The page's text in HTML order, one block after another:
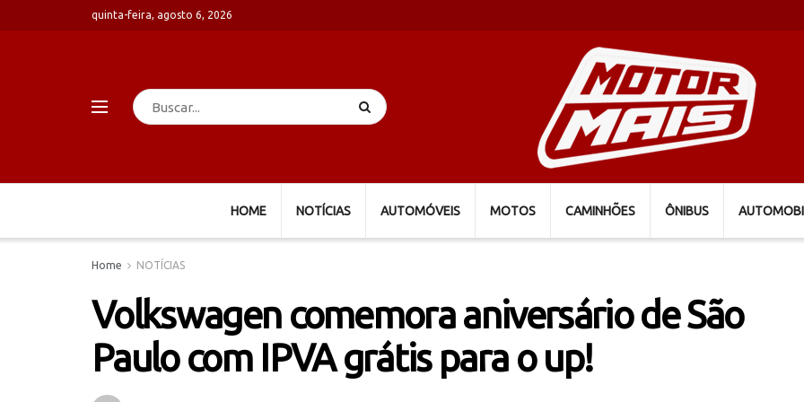
quinta-feira, agosto 6, 2026
HOME NOTÍCIAS AUTOMÓVEIS MOTOS CAMINHÕES ÔNIBUS
Home NOTÍCIAS
Volkswagen comemora aniversário de São
Paulo com IPVA grátis para o up!